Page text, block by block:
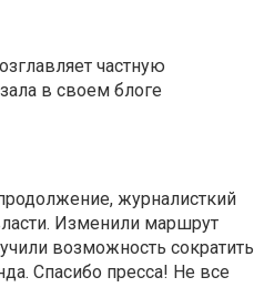
частную
в своем блоге
журналисткий
Изменили маршрут
возможность сократить
Спасибо пресса! Не все